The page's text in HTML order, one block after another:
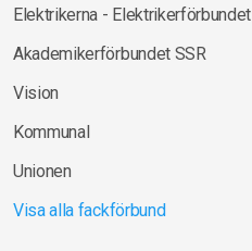
Elektrikerna - Elektrikerförbundet
Akademikerförbundet SSR
Vision
Kommunal
Unionen
Visa alla fackförbund